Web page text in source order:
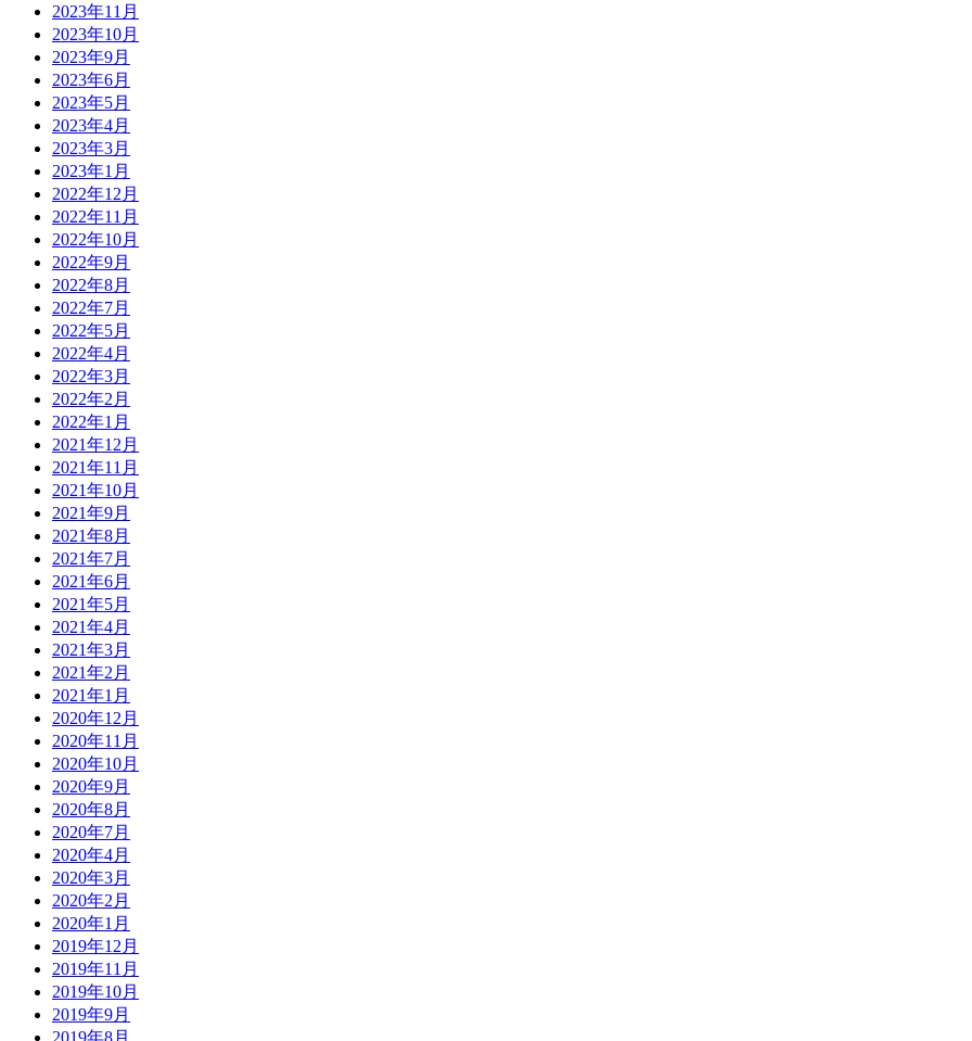
2023年11月
2023年10月
2023年9月
2023年6月
2023年5月
2023年4月
2023年3月
2023年1月
2022年12月
2022年11月
2022年10月
2022年9月
2022年8月
2022年7月
2022年5月
2022年4月
2022年3月
2022年2月
2022年1月
2021年12月
2021年11月
2021年10月
2021年9月
2021年8月
2021年7月
2021年6月
2021年5月
2021年4月
2021年3月
2021年2月
2021年1月
2020年12月
2020年11月
2020年10月
2020年9月
2020年8月
2020年7月
2020年4月
2020年3月
2020年2月
2020年1月
2019年12月
2019年11月
2019年10月
2019年9月
2019年8月